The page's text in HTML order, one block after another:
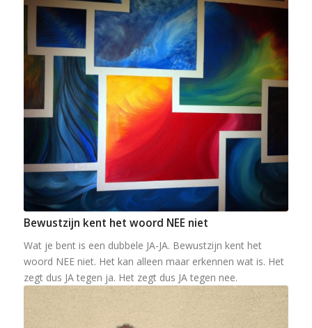
Bewustzijn kent het woord NEE niet
Wat je bent is een dubbele JA-JA. Bewustzijn kent het
woord NEE niet. Het kan alleen maar erkennen wat is. Het
zegt dus JA tegen ja. Het zegt dus JA tegen nee.